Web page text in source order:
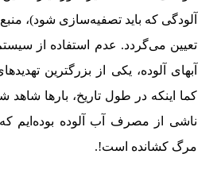
آلودگی که باید تصفیه‌سازی شود)،
تعیین می‌گردد. عدم استفاده از
آبهای آلوده، یکی از بزرگترین
کما اینکه در طول تاریخ، بارها
ناشی از مصرف آب آلوده بوده‌ایم که
مرگ کشانده است!.